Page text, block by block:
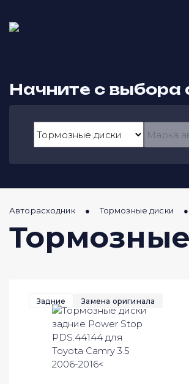
Начните с выбора
Авторасходник Тормозные диски
Задние Замена оригинала